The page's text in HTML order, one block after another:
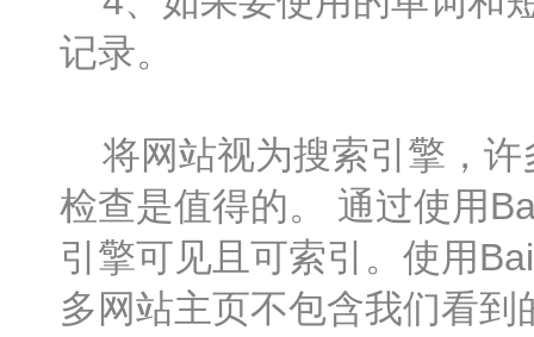
记录。
将网站视为搜索引擎，许
检查是值得的。 通过使用
引擎可见且可索引。使用
多网站主页不包含我们看